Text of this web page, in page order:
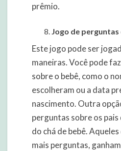
prêmio.
Jogo de
Este jogo pode ser
maneiras. Você pode
sobre o bebê, como o
escolheram ou a data
nascimento. Outra
perguntas sobre os
do chá de bebê.
mais perguntas,